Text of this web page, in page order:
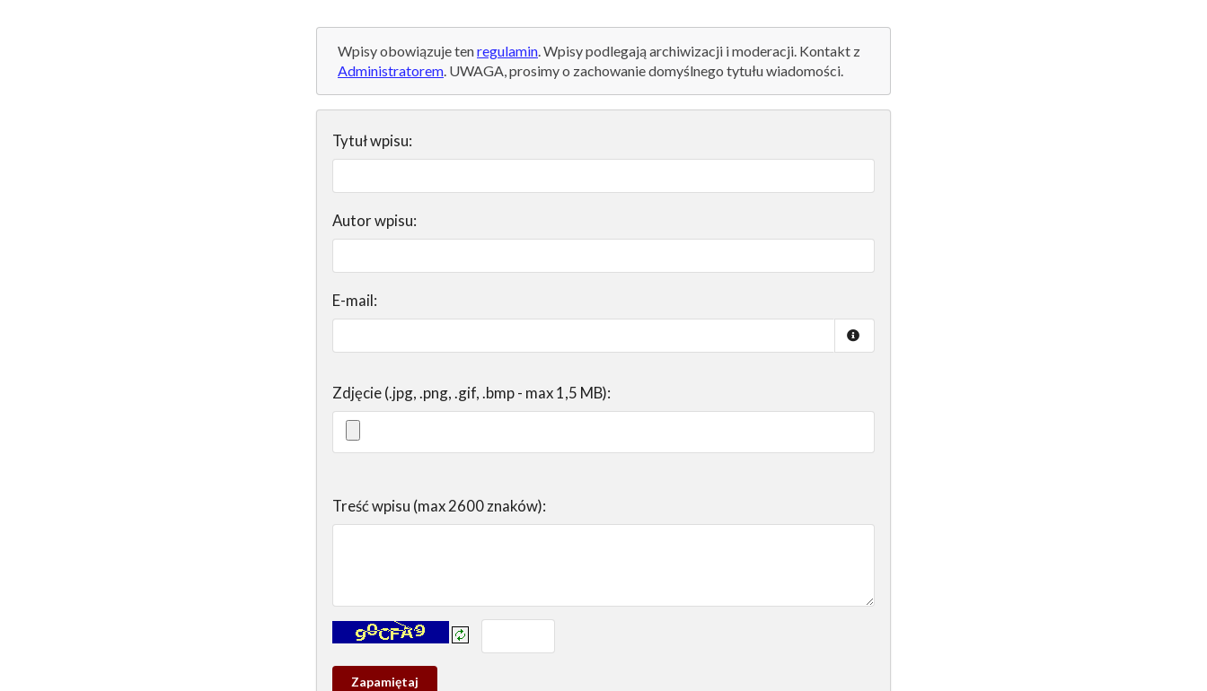
Wpisy obowiązuje tenregulamin. Wpisy podlegają archiwizacji i moderacji. Kontakt z
Administratorem. UWAGA, prosimy o zachowanie domyślnego tytułu wiadomości.
Tytuł wpisu:
Autor wpisu:
E-mail:
Zdjęcie (.jpg, .png, .gif, .bmp - max 1,5 MB):
Treść wpisu (max 2600 znaków):
Kontrola - wprowadź tekst z obrazka:
Zapamietaj